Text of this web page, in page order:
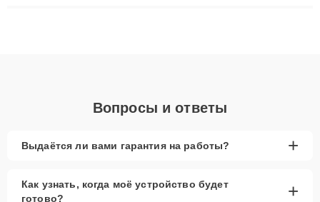
Вопросы и ответы
Выдаётся ли вами гарантия на работы? +
Как узнать, когда моё устройство будет
готово?
+